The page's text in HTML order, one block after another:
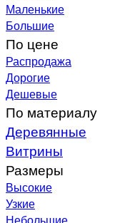
Маленькие
Большие
По цене
Распродажа
Дорогие
Дешевые
По материалу
Деревянные
Витрины
Размеры
Высокие
Узкие